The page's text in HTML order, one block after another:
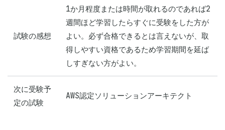
試験の感想
1か月程度または時間が取れるのであれば2
週間ほど学習したらすぐに受験をした方が
よい。必ず合格できるとは言えないが、取
得しやすい資格であるため学習期間を延ば
しすぎない方がよい。
次に受験予
定の試験
AWS認定ソリューションアーキテクト